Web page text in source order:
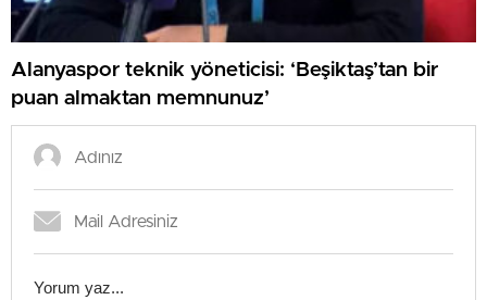
Alanyaspor teknik yöneticisi: ‘Beşiktaş’tan bir
puan almaktan memnunuz’